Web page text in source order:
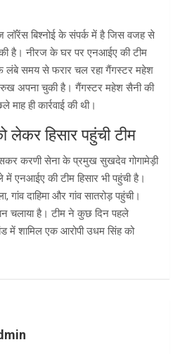
लॉरेंस बिश्नोई के संपर्क में है जिस वजह से
है। नीरज के घर पर एनआईए की टीम
लंबे समय से फरार चल रहा गैंगस्टर महेश
अपना चुकी है। गैंगस्टर महेश सैनी की
ही कार्रवाई की थी।
लेकर हिसार पहुंची टीम
करणी सेना के प्रमुख सुखदेव गोगामेड़ी
में एनआईए की टीम हिसार भी पहुंची है।
गांव दाहिमा और गांव सातरोड़ पहुंची।
चलाया है। टीम ने कुछ दिन पहले
में शामिल एक आरोपी उधम सिंह को